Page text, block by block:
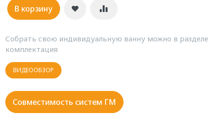
В корзину
Собрать свою индивидуальную ванну можно в разделе
комплектация
ВИДЕООБЗОР
Совместимость систем ГМ